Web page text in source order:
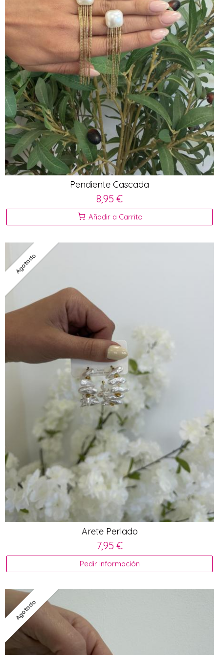
Pendiente Cascada
8,95 €
Añadir a Carrito
Agotado
Arete Perlado
7,95 €
Pedir Información
Agotado